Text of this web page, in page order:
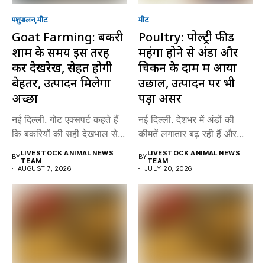
पशुपालन मीट
Goat Farming: बकरी
शाम के समय इस तरह
करें देखरेख, सेहत होगी
बेहतर, उत्पादन मिलेगा
अच्छा
नई दिल्ली. गोट एक्सपर्ट कहते हैं
कि बकरियों की सही देखभाल से...
BYLIVESTOCK ANIMAL NEWS
TEAM
AUGUST 7, 2026
मीट
Poultry: पोल्ट्री फीड
महंगा होने से अंडा और
चिकन के दाम में आया
उछाल, उत्पादन पर भी
पड़ा असर
नई दिल्ली. देशभर में अंडों की
कीमतें लगातार बढ़ रही हैं और...
BYLIVESTOCK ANIMAL NEWS
TEAM
JULY 20, 2026